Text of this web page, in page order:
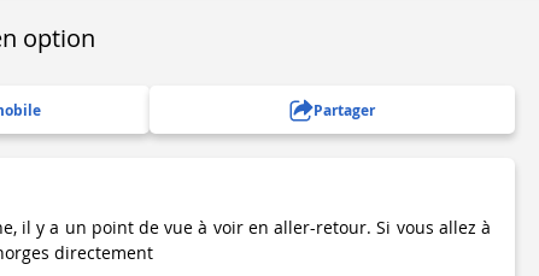
option
Partager
il y a un point de vue à voir en aller-retour. Si vous allez à
directement